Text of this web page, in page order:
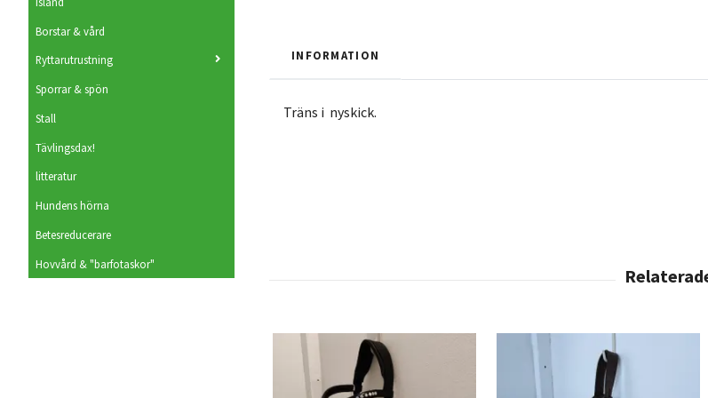
Borstar & vård
Ryttarutrustning
Sporrar & spön
Stall
Tävlingsdax!
litteratur
Hundens hörna
Betesreducerare
Hovvård & "barfotaskor"
INFORMATION
Träns i nyskick.